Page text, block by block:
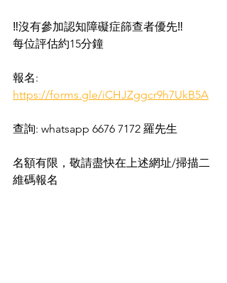
‼️沒有參加認知障礙症篩查者優先‼️
每位評估約15分鐘
報名:
https://forms.gle/iCHJZggcr9h7UkB5A
查詢: whatsapp 6676 7172 羅先生
名額有限，敬請盡快在上述網址/掃描二
維碼報名